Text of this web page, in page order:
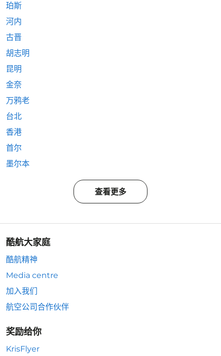
珀斯
河内
古晋
胡志明
昆明
金奈
万鸦老
台北
香港
首尔
墨尔本
查看更多
酷航大家庭
酷航精神
Media centre
加入我们
航空公司合作伙伴
奖励给你
KrisFlyer